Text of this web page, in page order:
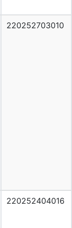
220252703010
220252404016